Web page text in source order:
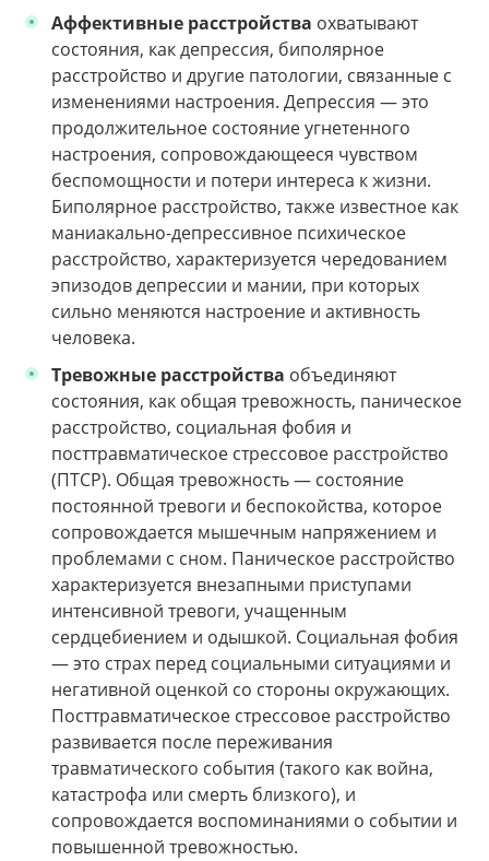
Аффективные расстройства охватывают
состояния, как депрессия, биполярное
расстройство и другие патологии, связанные с
изменениями настроения. Депрессия — это
продолжительное состояние угнетенного
настроения, сопровождающееся чувством
беспомощности и потери интереса к жизни.
Биполярное расстройство, также известное как
маниакально-депрессивное психическое
расстройство, характеризуется чередованием
эпизодов депрессии и мании, при которых
сильно меняются настроение и активность
человека.
Тревожные расстройства объединяют
состояния, как общая тревожность, паническое
расстройство, социальная фобия и
посттравматическое стрессовое расстройство
(ПТСР). Общая тревожность — состояние
постоянной тревоги и беспокойства, которое
сопровождается мышечным напряжением и
проблемами с сном. Паническое расстройство
характеризуется внезапными приступами
интенсивной тревоги, учащенным
сердцебиением и одышкой. Социальная фобия
— это страх перед социальными ситуациями и
негативной оценкой со стороны окружающих.
Посттравматическое стрессовое расстройство
развивается после переживания
травматического события (такого как война,
катастрофа или смерть близкого), и
сопровождается воспоминаниями о событии и
повышенной тревожностью.